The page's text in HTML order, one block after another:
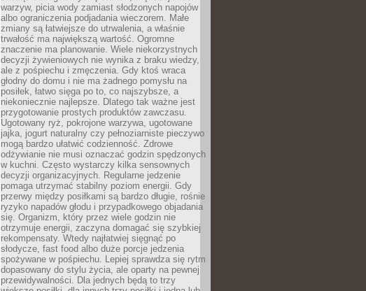
warzyw, picia wody zamiast słodzonych napojów
albo ograniczenia podjadania wieczorem. Małe
zmiany są łatwiejsze do utrwalenia, a właśnie
trwałość ma największą wartość. Ogromne
znaczenie ma planowanie. Wiele niekorzystnych
decyzji żywieniowych nie wynika z braku wiedzy,
ale z pośpiechu i zmęczenia. Gdy ktoś wraca
głodny do domu i nie ma żadnego pomysłu na
posiłek, łatwo sięga po to, co najszybsze, a
niekoniecznie najlepsze. Dlatego tak ważne jest
przygotowanie prostych produktów zawczasu.
Ugotowany ryż, pokrojone warzywa, ugotowane
jajka, jogurt naturalny czy pełnoziarniste pieczywo
mogą bardzo ułatwić codzienność. Zdrowe
odżywianie nie musi oznaczać godzin spędzonych
w kuchni. Często wystarczy kilka sensownych
decyzji organizacyjnych. Regularne jedzenie
pomaga utrzymać stabilny poziom energii. Gdy
przerwy między posiłkami są bardzo długie, rośnie
ryzyko napadów głodu i przypadkowego objadania
się. Organizm, który przez wiele godzin nie
otrzymuje energii, zaczyna domagać się szybkiej
rekompensaty. Wtedy najłatwiej sięgnąć po
słodycze, fast food albo duże porcje jedzenia
spożywane w pośpiechu. Lepiej sprawdza się rytm
dopasowany do stylu życia, ale oparty na pewnej
przewidywalności. Dla jednych będą to trzy